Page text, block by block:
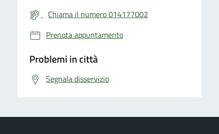
Chiama il numero 014177002
Prenota appuntamento
Problemi in città
Segnala disservizio